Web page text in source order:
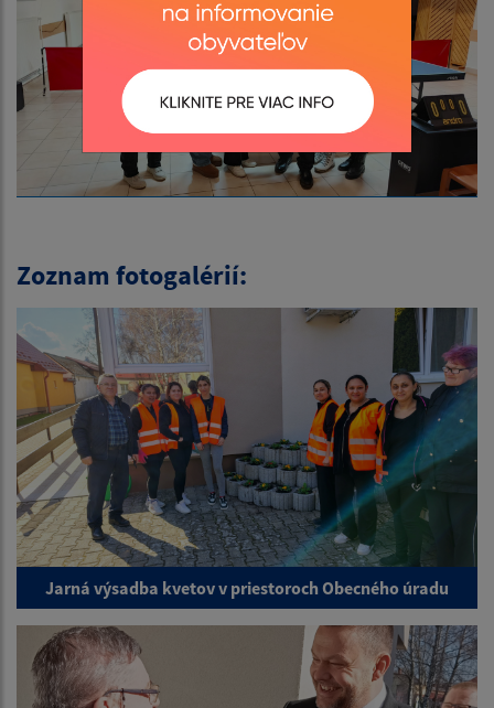
Zoznam fotogalérií:
Jarná výsadba kvetov v priestoroch Obecného úradu